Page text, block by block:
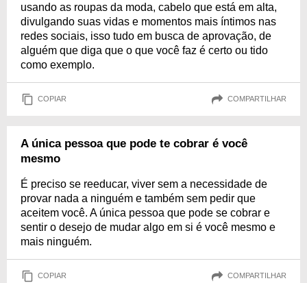
usando as roupas da moda, cabelo que está em alta,
divulgando suas vidas e momentos mais íntimos nas
redes sociais, isso tudo em busca de aprovação, de
alguém que diga que o que você faz é certo ou tido
como exemplo.
COPIAR COMPARTILHAR
A única pessoa que pode te cobrar é você
mesmo
É preciso se reeducar, viver sem a necessidade de
provar nada a ninguém e também sem pedir que
aceitem você. A única pessoa que pode se cobrar e
sentir o desejo de mudar algo em si é você mesmo e
mais ninguém.
COPIAR COMPARTILHAR